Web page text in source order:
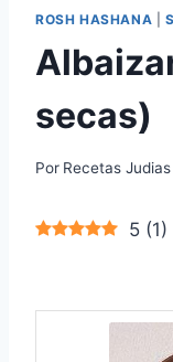
ROSH HASHANA
secas)
Por Recetas Judias
5 (1)